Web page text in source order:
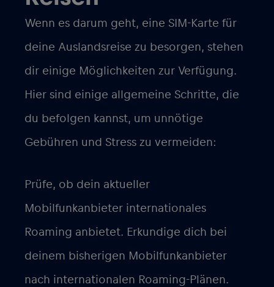
Wenn es darum geht, eine SIM-Karte für
deine Auslandsreise zu besorgen, stehen
dir einige Möglichkeiten zur Verfügung.
Hier sind einige allgemeine Schritte, die
du befolgen kannst, um unnötige
Gebühren und Stress zu vermeiden:
Prüfe, ob dein aktueller
Mobilfunkanbieter internationales
Roaming anbietet. Erkundige dich bei
deinem bisherigen Mobilfunkanbieter
nach internationalen Roaming-Plänen.